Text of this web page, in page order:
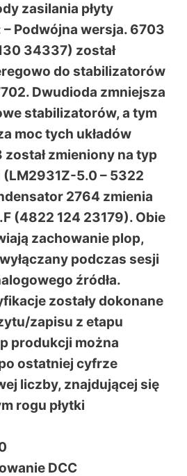
zasilania płyty
Podwójna wersja. 6703
34337) został
do stabilizatorów
Dwudioda zmniejsza
stabilizatorów, a tym
moc tych układów
zmieniony na typ
5.0 – 5322
2764 zmienia
(4822 124 23179). Obie
zachowanie plop,
podczas sesji
źródła.
zostały dokonane
zapisu z etapu
produkcji można
ostatniej cyfrze
liczby, znajdującej się
rogu płytki
DCC